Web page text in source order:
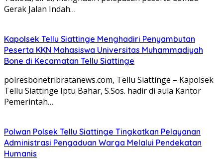
Gerak Jalan Indah…
Kapolsek Tellu Siattinge Menghadiri Penyambutan
Peserta KKN Mahasiswa Universitas Muhammadiyah
Bone di Kecamatan Tellu Siattinge
polresbonetribratanews.com, Tellu Siattinge – Kapolsek
Tellu Siattinge Iptu Bahar, S.Sos. hadir di aula Kantor
Pemerintah…
Polwan Polsek Tellu Siattinge Tingkatkan Pelayanan
Administrasi Pengaduan Warga Melalui Pendekatan
Humanis